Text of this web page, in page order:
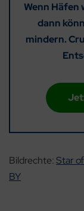
Wenn Häfen
dann
mindern.
Bildrechte:Star
BY